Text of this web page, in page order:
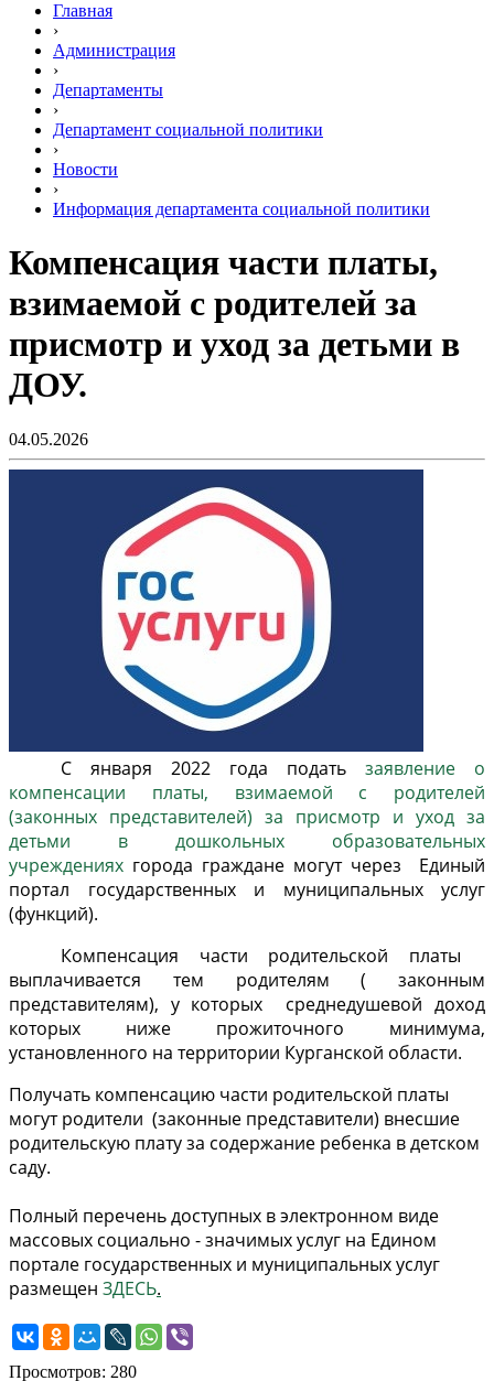
Главная
›
Администрация
›
Департаменты
›
Департамент социальной политики
›
Новости
›
Информация департамента социальной политики
Компенсация части платы,
взимаемой с родителей за
присмотр и уход за детьми в
ДОУ.
04.05.2026
С января 2022 года податьзаявление о
компенсации платы, взимаемой с родителей
(законных представителей) за присмотр и уход за
детьми в дошкольных образовательных
учреждениях города граждане могут через Единый
портал государственных и муниципальных услуг
(функций).
Компенсация части родительской платы
выплачивается тем родителям ( законным
представителям), у которых среднедушевой доход
которых ниже прожиточного минимума,
установленного на территории Курганской области.
Получать компенсацию части родительской платы
могут родители (законные представители) внесшие
родительскую плату за содержание ребенка в детском
саду.
Полный перечень доступных в электронном виде
массовых социально - значимых услуг на Едином
портале государственных и муниципальных услуг
размещен ЗДЕСЬ.
Просмотров: 280